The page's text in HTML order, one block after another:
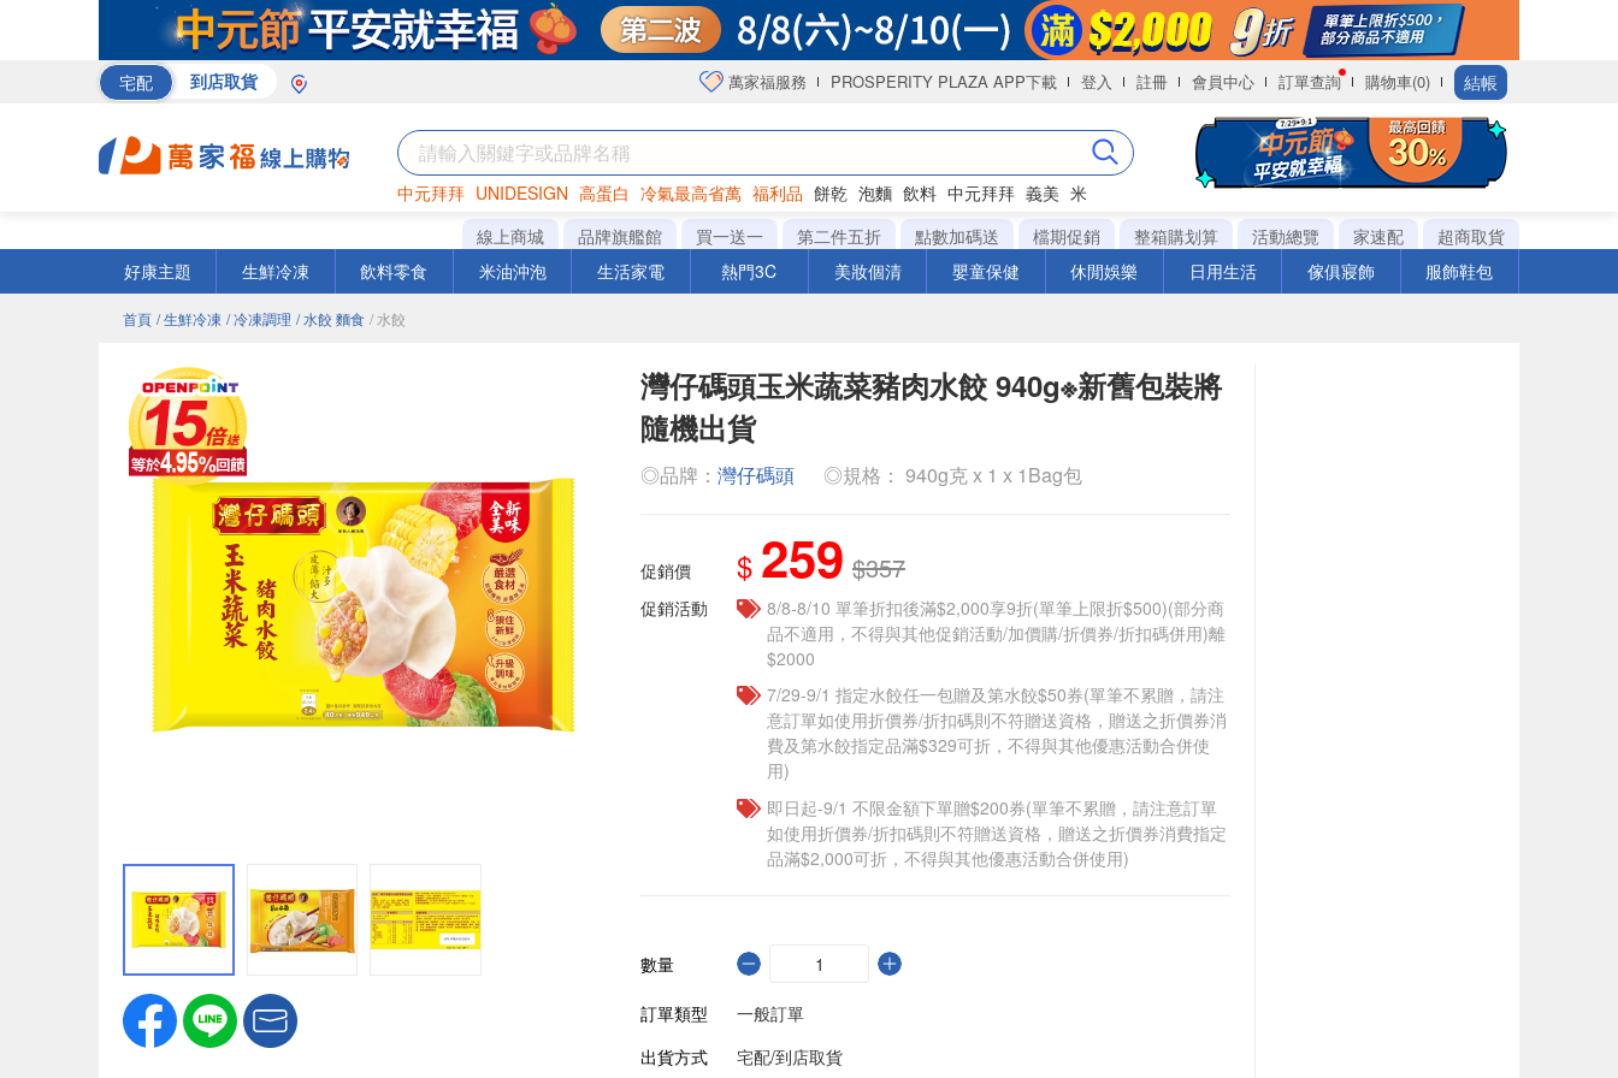
宅配 到店取貨 萬家福服務 PROSPERITY PLAZA APP下載 登入 註冊 會員中心 訂單查詢 購物車(0) 結帳
中元拜拜 UNIDESIGN 高蛋白 冷氣最高省萬 福利品 餅乾 泡麵 飲料 中元拜拜 義美 米
罐頭 咖啡 海苔
線上商城 品牌旗艦館 買一送一 第二件五折 點數加碼送 檔期促銷 整箱購划算 活動總覽 家速配
超商取貨
好康主題
生鮮冷凍 飲料零食 米油沖泡 生活家電 熱門3C 美妝個清 嬰童保健 休閒娛樂 日用生活 傢俱寢飾 服飾鞋包
首頁 / 生鮮冷凍 / 冷凍調理 / 水餃 麵食 / 水餃
灣仔碼頭玉米蔬菜豬肉水餃 940g※新舊包裝將
隨機出貨
◎品牌： 灣仔碼頭 ◎規格： 940g克 x 1 x 1Bag包
促銷價 $ 259 $357
促銷活動
8/8-8/10 單筆折扣後滿$2,000享9折(單筆上限折$500)(部分商
品不適用，不得與其他促銷活動/加價購/折價券/折扣碼併用)離
$2000
7/29-9/1 指定水餃任一包贈及第水餃$50券(單筆不累贈，請注
意訂單如使用折價券/折扣碼則不符贈送資格，贈送之折價券消
費及第水餃指定品滿$329可折，不得與其他優惠活動合併使
用)
即日起-9/1 不限金額下單贈$200券(單筆不累贈，請注意訂單
如使用折價券/折扣碼則不符贈送資格，贈送之折價券消費指定
品滿$2,000可折，不得與其他優惠活動合併使用)
數量
訂單類型
一般訂單
出貨方式
宅配/到店取貨